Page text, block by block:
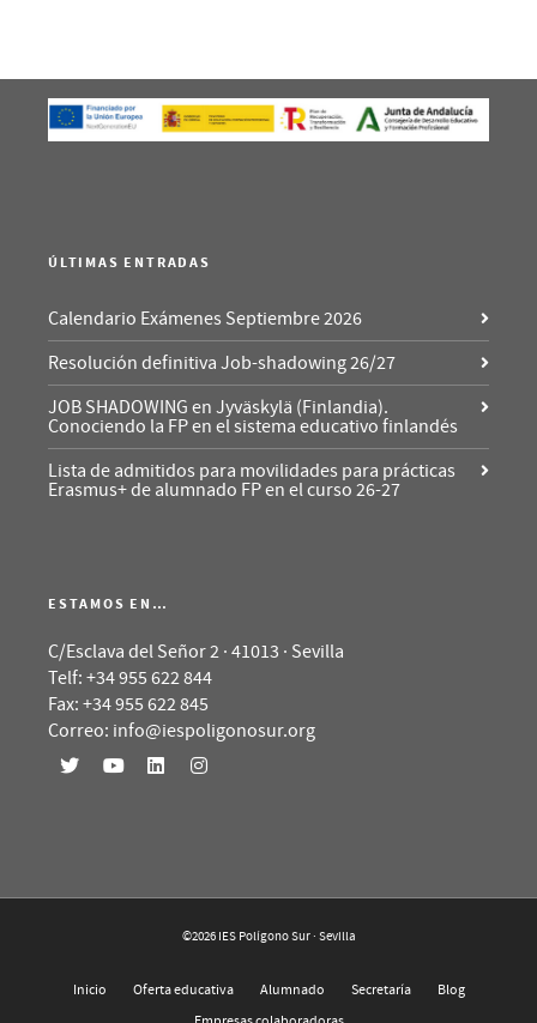
ÚLTIMAS ENTRADAS
Calendario Exámenes Septiembre 2026
Resolución definitiva Job-shadowing 26/27
JOB SHADOWING en Jyväskylä (Finlandia).
Conociendo la FP en el sistema educativo finlandés
Lista de admitidos para movilidades para prácticas
Erasmus+ de alumnado FP en el curso 26-27
ESTAMOS EN…
C/Esclava del Señor 2 · 41013 · Sevilla
Telf: +34 955 622 844
Fax: +34 955 622 845
Correo: info@iespoligonosur.org
©2026 IES Polígono Sur · Sevilla
Inicio Oferta educativa Alumnado Secretaría
Blog